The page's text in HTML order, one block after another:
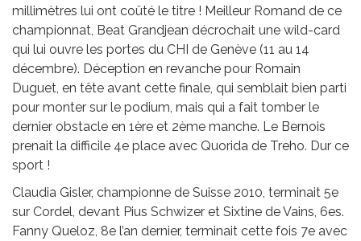
millimètres lui ont coûté le titre ! Meilleur Romand de ce
championnat, Beat Grandjean décrochait une wild-card
qui lui ouvre les portes du CHI de Genève (11 au 14
décembre). Déception en revanche pour Romain
Duguet, en tête avant cette finale, qui semblait bien parti
pour monter sur le podium, mais qui a fait tomber le
dernier obstacle en 1ère et 2ème manche. Le Bernois
prenait la difficile 4e place avec Quorida de Treho. Dur ce
sport !
Claudia Gisler, championne de Suisse 2010, terminait 5e
sur Cordel, devant Pius Schwizer et Sixtine de Vains, 6es.
Fanny Queloz, 8e l’an dernier, terminait cette fois 7e avec